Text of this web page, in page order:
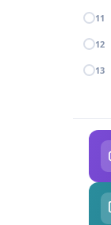
11
12
13